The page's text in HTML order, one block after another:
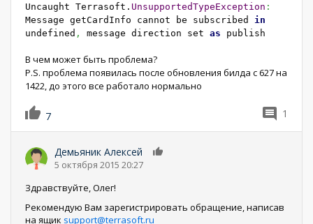
Uncaught Terrasoft. UnsupportedTypeException :
Message getCardInfo cannot be subscribed in
undefined , message direction set as publish
В чем может быть проблема?
P.S. проблема появилась после обновления билда с 627 на
1422, до этого все работало нормально
7 1
Демьяник Алексей
5 октября 2015 20:27
Здравствуйте, Олег!
Рекомендую Вам зарегистрировать обращение, написав
на ящик support@terrasoft.ru